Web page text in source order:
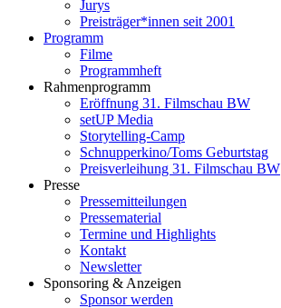
Jurys
Preisträger*innen seit 2001
Programm
Filme
Programmheft
Rahmenprogramm
Eröffnung 31. Filmschau BW
setUP Media
Storytelling-Camp
Schnupperkino/Toms Geburtstag
Preisverleihung 31. Filmschau BW
Presse
Pressemitteilungen
Pressematerial
Termine und Highlights
Kontakt
Newsletter
Sponsoring & Anzeigen
Sponsor werden